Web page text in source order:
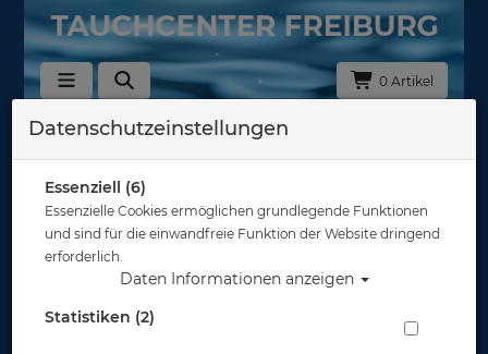
0 Artikel
Zurück
Datenschutzeinstellungen
Essenziell (6)
Essenzielle Cookies ermöglichen grundlegende Funktionen
und sind für die einwandfreie Funktion der Website dringend
erforderlich.
Daten Informationen anzeigen
Statistiken (2)